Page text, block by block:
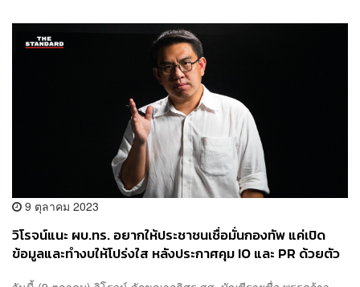
9 ตุลาคม 2023
วิโรจน์แนะ ผบ.ทร. อยากให้ประชาชนเชื่อมั่นกองทัพ แค่เปิด
ข้อมูลและทำงบให้โปร่งใส หลังประกาศคุม IO และ PR ด้วยตัว